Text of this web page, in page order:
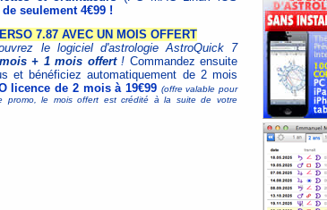
seulement 4€99 !
7.87 AVEC UN MOIS OFFERT
le logiciel d'astrologie AstroQuick 7
+ 1 mois offert! Commandez ensuite
et bénéficiez automatiquement de 2 mois
licence de 2 mois à 19€99 (offre valable pour
promo, le mois offert est crédité à la suite de votre